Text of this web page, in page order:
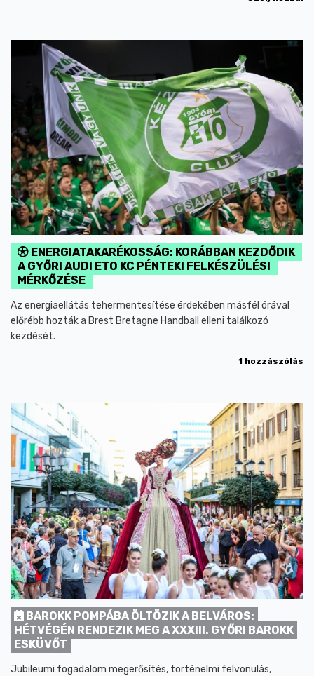
ENERGIATAKARÉKOSSÁG: KORÁBBAN KEZDŐDIK
A GYŐRI AUDI ETO KC PÉNTEKI FELKÉSZÜLÉSI
MÉRKŐZÉSE
Az energiaellátás tehermentesítése érdekében másfél órával
előrébb hozták a Brest Bretagne Handball elleni találkozó
kezdését.
1 hozzászólás
BAROKK POMPÁBA ÖLTÖZIK A BELVÁROS:
HÉTVÉGÉN RENDEZIK MEG A XXXIII. GYŐRI BAROKK
ESKÜVŐT
Jubileumi fogadalom megerősítés, történelmi felvonulás,